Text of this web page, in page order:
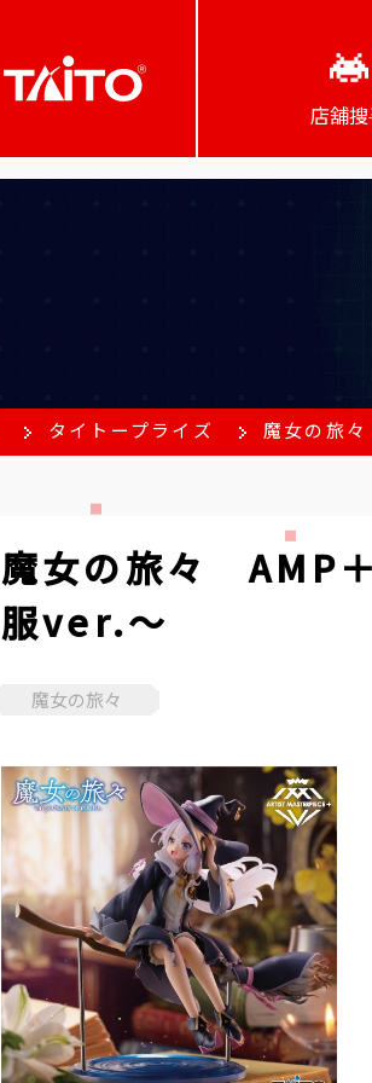
店舖
タイトープライズ 魔女の旅
魔女の旅々 AMP
服ver.～
魔女の旅々